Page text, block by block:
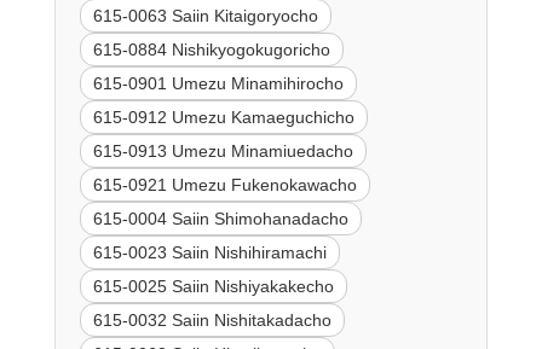
615-0063 Saiin Kitaigoryocho
615-0884 Nishikyogokugoricho
615-0901 Umezu Minamihirocho
615-0912 Umezu Kamaeguchicho
615-0913 Umezu Minamiuedacho
615-0921 Umezu Fukenokawacho
615-0004 Saiin Shimohanadacho
615-0023 Saiin Nishihiramachi
615-0025 Saiin Nishiyakakecho
615-0032 Saiin Nishitakadacho